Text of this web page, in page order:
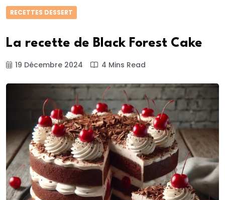
RECETTES DESSERT
La recette de Black Forest Cake
19 Décembre 2024 4 Mins Read